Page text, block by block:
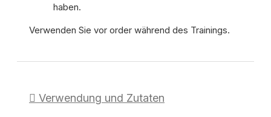
haben.
Verwenden Sie vor order während des Trainings.
Verwendung und Zutaten